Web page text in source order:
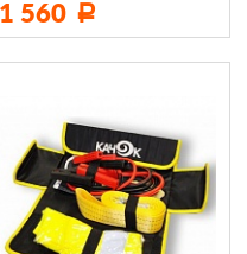
1 560 Р